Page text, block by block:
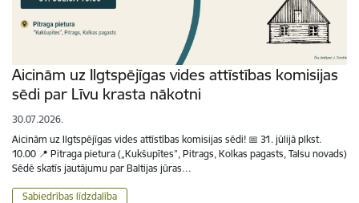
Aicinām uz Ilgtspējīgas vides attīstības komisijas
sēdi par Līvu krasta nākotni
30.07.2026.
Aicinām uz Ilgtspējīgas vides attīstības komisijas sēdi! 📅 31. jūlijā plkst.
10.00 📍 Pitraga pietura („Kukšupītes”, Pitrags, Kolkas pagasts, Talsu novads)
Sēdē skatīs jautājumu par Baltijas jūras…
Sabiedrības līdzdalība